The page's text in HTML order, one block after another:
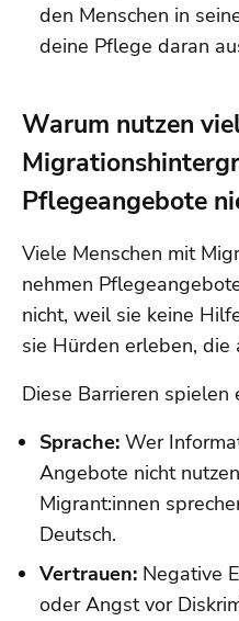
den Menschen in
deine Pflege daran
Warum nutzen
Pflegeangebote
Viele Menschen mit
nehmen
nicht, weil sie keine
sie Hürden erleben, die
Diese Barrieren spielen
Sprache: Wer
Angebote nicht
Migrant:innen
Deutsch.
Vertrauen: Negative
oder Angst vor